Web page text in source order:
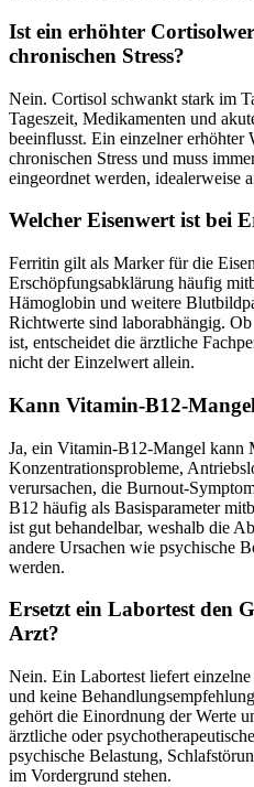
Ist ein erhöhter
chronischen Stress?
Nein. Cortisol schwankt stark im
Tageszeit, Medikamenten und
beeinflusst. Ein einzelner erhöhter
chronischen Stress und muss
eingeordnet werden, idealerweise
Welcher Eisenwert ist bei
Ferritin gilt als Marker für die
Erschöpfungsabklärung häufig
Hämoglobin und weitere
Richtwerte sind laborabhängig.
ist, entscheidet die ärztliche
nicht der Einzelwert allein.
Kann Vitamin-B12-
Ja, ein Vitamin-B12-Mangel kann
Konzentrationsprobleme,
verursachen, die Burnout-
B12 häufig als Basisparameter
ist gut behandelbar, weshalb die
andere Ursachen wie psychische
werden.
Ersetzt ein Labortest den
Arzt?
Nein. Ein Labortest liefert
und keine
gehört die Einordnung der Werte
ärztliche oder
psychische Belastung,
im Vordergrund stehen.